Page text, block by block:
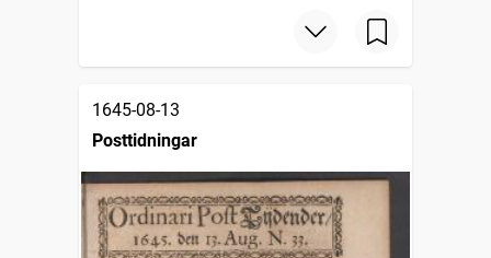
1645-08-13
Posttidningar